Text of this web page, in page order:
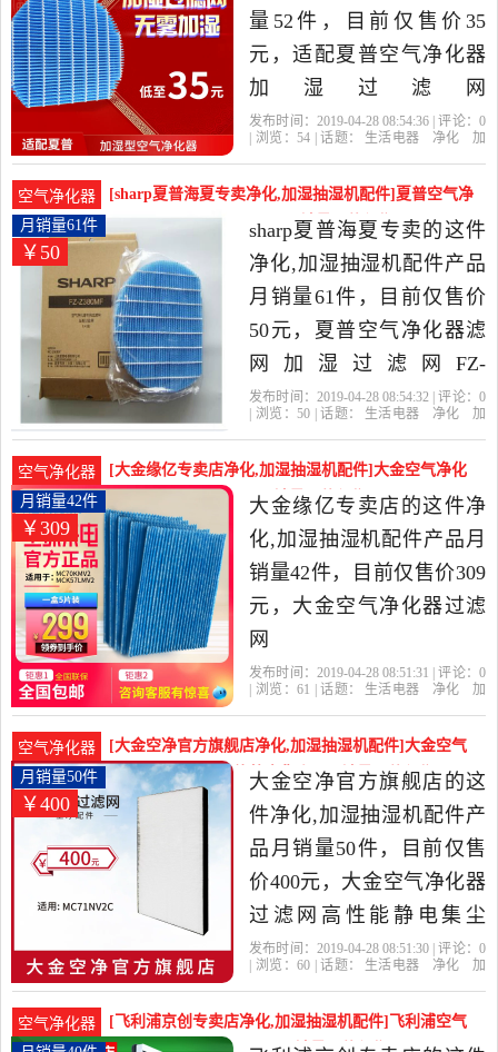
货。
量52件，目前仅售价35
元，适配夏普空气净化器
加湿过滤网
BB60/Z380/Z280/CD60/
店精选生活电器当中性价
比很高的净化,加湿抽湿机
配件，由北京发货。
发布时间：2019-04-28 08:54:36 | 评论： 0
| 浏览：54 | 话题： 生活电器 净化
加
空气净化器
[sharp夏普海夏专卖净化,加湿抽湿机配件]夏普空气净
化器滤网加湿过滤网FZ-Z月销量61件仅售50元
￥50
月销量61件
sharp夏普海夏专卖的这件
净化,加湿抽湿机配件产品
月销量61件，目前仅售价
50元，夏普空气净化器滤
网加湿过滤网FZ-
Z380MF/FZ-BB90ZK是
精选生活电器当中性价比
很高的净化,加湿抽湿机配
件，由上海发货。
发布时间：2019-04-28 08:54:32 | 评论： 0
| 浏览：50 | 话题： 生活电器 净化
加
空气净化器
[大金缘亿专卖店净化,加湿抽湿机配件]大金空气净化
器过滤网MC70KMV2月销量42件仅售309元
￥309
月销量42件
大金缘亿专卖店的这件净
化,加湿抽湿机配件产品月
销量42件，目前仅售价309
元，大金空气净化器过滤
网
MC70KMV2/MCK57LMV2
金缘亿专卖店精选生活电
器当中性价比很高的净化,
加湿抽湿机配件，由上海
发货。
发布时间：2019-04-28 08:51:31 | 评论： 0
| 浏览：61 | 话题： 生活电器 净化
加
空气净化器
[大金空净官方旗舰店净化,加湿抽湿机配件]大金空气
净化器过滤网高性能静电集尘M月销量50件仅售400元
￥400
月销量50件
大金空净官方旗舰店的这
件净化,加湿抽湿机配件产
品月销量50件，目前仅售
价400元，大金空气净化器
过滤网高性能静电集尘
MC71NV2C专用型耗材旗
方旗舰店精选生活电器当
发布时间：2019-04-28 08:51:30 | 评论： 0
| 浏览：60 | 话题： 生活电器 净化
加
空气净化器
[飞利浦京创专卖店净化,加湿抽湿机配件]飞利浦空气